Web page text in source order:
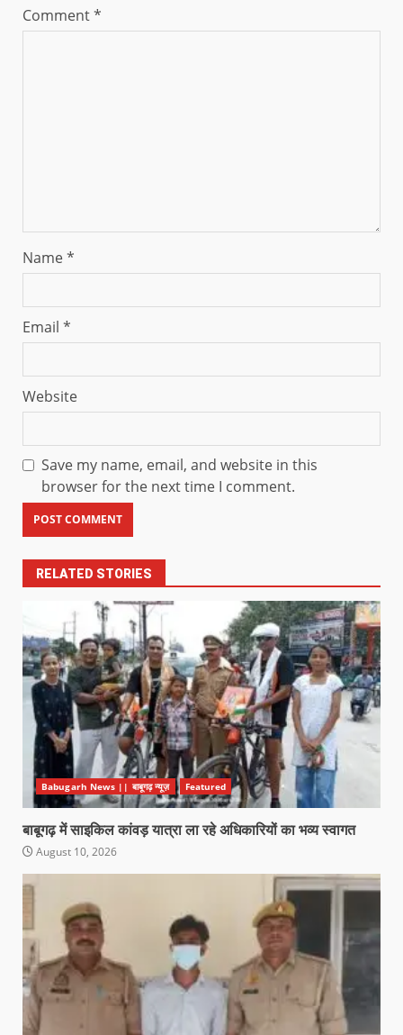
Comment*
Name*
Email *
Website
Save my name, email, and website in this
browser for the next time I comment.
RELATED STORIES
Babugarh News || बाबूगढ़ न्यूज़ Featured
बाबूगढ़ में साइकिल कांवड़ यात्रा ला रहे अधिकारियों का भव्य स्वागत
August 10, 2026